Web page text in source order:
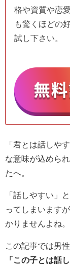
格や資質や恋
も驚くほどの
試し下さい。
「君とは話しや
な意味が込めら
たへ。
「話しやすい」
ってしまいます
かりませんよね。
この記事では男
「この子とは話